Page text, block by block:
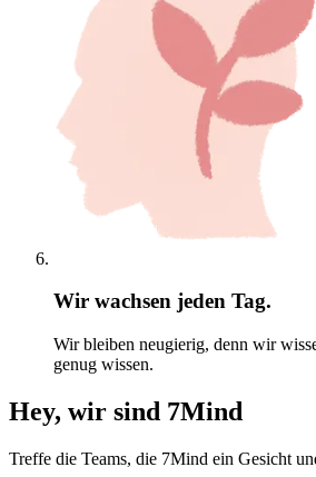
Wir wachsen jeden Tag.
Wir bleiben neugierig, denn wir
genug wissen.
Hey, wir sind 7Mind
Treffe die Teams, die 7Mind ein Gesicht